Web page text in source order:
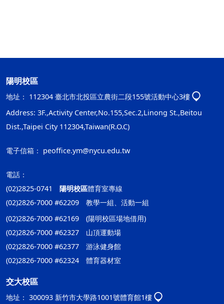
陽明校區
地址： 112304 臺北市北投區立農街二段155號活動中心3樓
Address: 3F.,Activity Center,No.155,Sec.2,Linong St.,Beitou
Dist.,Taipei City 112304,Taiwan(R.O.C)
電子信箱： peoffice.ym@nycu.edu.tw
電話：
(02)2825-0741 陽明校區體育室專線
(02)2826-7000 #62209 教學一組、活動一組
(02)2826-7000 #62169 (陽明校區場地借用)
(02)2826-7000 #62327 山頂運動場
(02)2826-7000 #62377 游泳健身館
(02)2826-7000 #62324 體育器材室
交大校區
地址： 300093 新竹市大學路1001號體育館1樓